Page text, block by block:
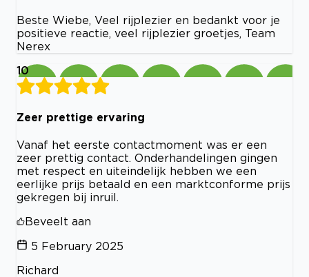
Beste Wiebe, Veel rijplezier en bedankt voor je
positieve reactie, veel rijplezier groetjes, Team
Nerex
10
Zeer prettige ervaring
Vanaf het eerste contactmoment was er een
zeer prettig contact. Onderhandelingen gingen
met respect en uiteindelijk hebben we een
eerlijke prijs betaald en een marktconforme prijs
gekregen bij inruil.
Beveelt aan
5 February 2025
Richard